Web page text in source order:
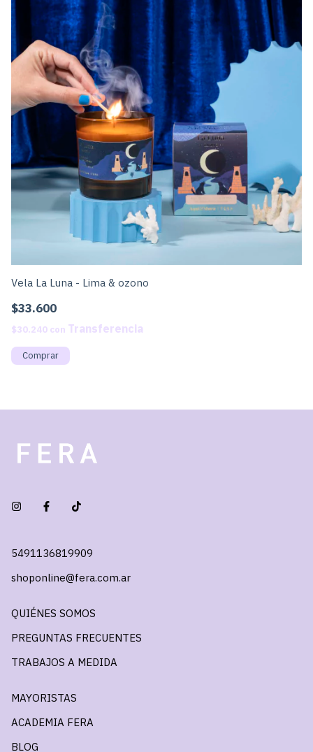
Vela La Luna - Lima & ozono
$33.600
$30.240 con
5491136819909
shoponline@fera.com.ar
QUIÉNES SOMOS
PREGUNTAS FRECUENTES
TRABAJOS A MEDIDA
MAYORISTAS
ACADEMIA FERA
BLOG